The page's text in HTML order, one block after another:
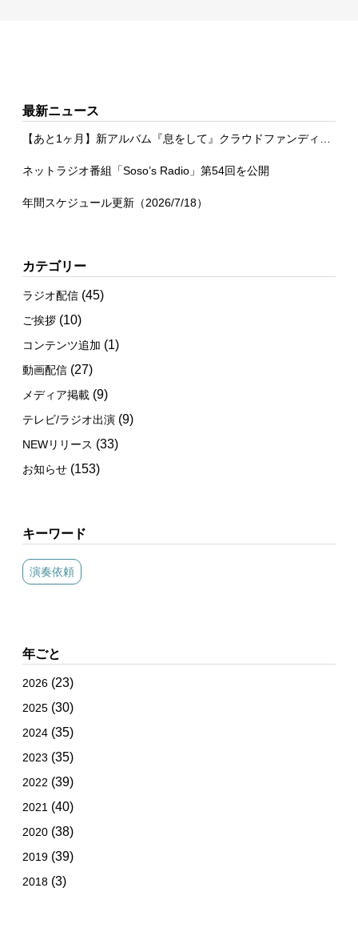
最新ニュース
【あと1ヶ月】新アルバム『息をして』クラウドファンディング
ネットラジオ番組「Soso’s Radio」第54回を公開
年間スケジュール更新（2026/7/18）
カテゴリー
ラジオ配信 (45)
ご挨拶 (10)
コンテンツ追加 (1)
動画配信 (27)
メディア掲載 (9)
テレビ/ラジオ出演 (9)
NEWリリース (33)
お知らせ (153)
キーワード
演奏依頼
年ごと
2026 (23)
2025 (30)
2024 (35)
2023 (35)
2022 (39)
2021 (40)
2020 (38)
2019 (39)
2018 (3)